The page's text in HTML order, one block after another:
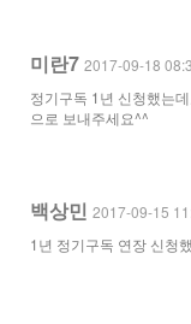
미란7 2017-09-18
정기구독 1년 신청했는
으로 보내주세요^^
백상민 2017-09-15
1년 정기구독 연장 신청